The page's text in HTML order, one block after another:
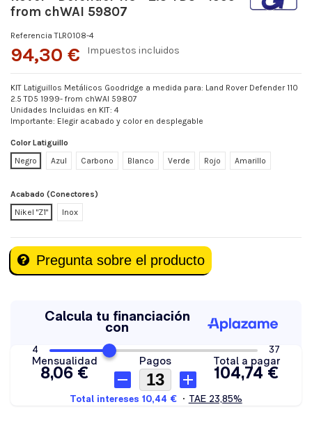
from chWAI 59807
Referencia TLR0108-4
94,30 € Impuestos incluidos
KIT Latiguillos Metálicos Goodridge a medida para: Land Rover Defender 110
2.5 TD5 1999- from chWAI 59807
Unidades Incluidas en KIT: 4
Importante: Elegir acabado y color en desplegable
Color Latiguillo
Negro
Azul Carbono Blanco Verde Rojo Amarillo
Acabado (Conectores)
Nikel "Z1"
Inox
Pregunta sobre el producto